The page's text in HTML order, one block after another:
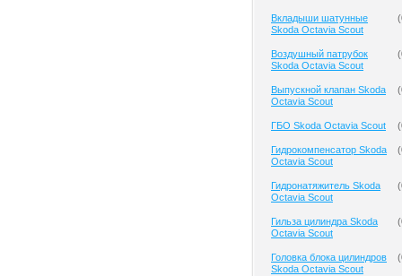
Вкладыши шатунные
Skoda Octavia Scout
(
Воздушный патрубок
Skoda Octavia Scout
(
Выпускной клапан Skoda
Octavia Scout
(
ГБО Skoda Octavia Scout (
Гидрокомпенсатор Skoda
Octavia Scout
(
Гидронатяжитель Skoda
Octavia Scout
(
Гильза цилиндра Skoda
Octavia Scout
(
Головка блока цилиндров
Skoda Octavia Scout
(